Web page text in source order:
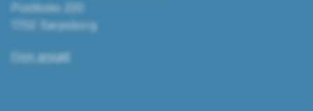
Postboks 220
1702 Sarpsborg
Finn ansatt